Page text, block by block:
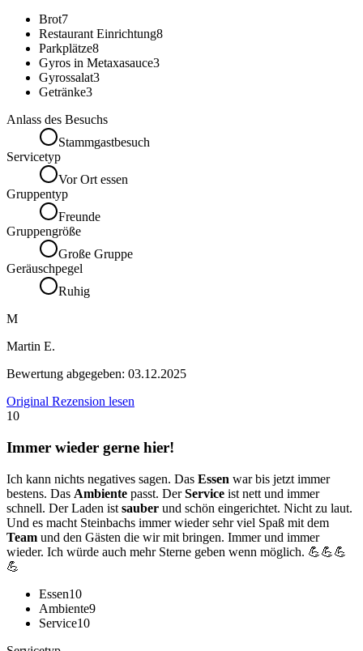
Brot7
Restaurant Einrichtung8
Parkplätze8
Gyros in Metaxasauce3
Gyrossalat3
Getränke3
Anlass des Besuchs
Stammgastbesuch
Servicetyp
Vor Ort essen
Gruppentyp
Freunde
Gruppengröße
Große Gruppe
Geräuschpegel
Ruhig
M
Martin E.
Bewertung abgegeben: 03.12.2025
Original Rezension lesen
10
Immer wieder gerne hier!
Ich kann nichts negatives sagen. Das Essen war bis jetzt immer
bestens. Das Ambiente passt. DerService ist nett und immer
schnell. Der Laden ist sauber und schön eingerichtet. Nicht zu laut.
Und es macht Steinbachs immer wieder sehr viel Spaß mit dem
Team und den Gästen die wir mit bringen. Immer und immer
wieder. Ich würde auch mehr Sterne geben wenn möglich. 💪💪💪
💪
Essen10
Ambiente9
Service10